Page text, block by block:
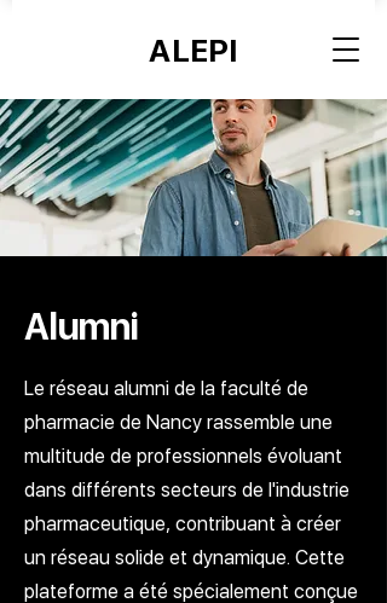
ALEPI
Alumni
Le réseau alumni de la faculté de
pharmacie de Nancy rassemble une
multitude de professionnels évoluant
dans différents secteurs de l'industrie
pharmaceutique, contribuant à créer
un réseau solide et dynamique. Cette
plateforme a été spécialement conçue